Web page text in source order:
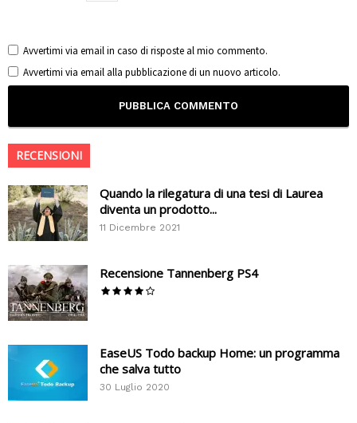
Avvertimi via email in caso di risposte al mio commento.
Avvertimi via email alla pubblicazione di un nuovo articolo.
RECENSIONI
Quando la rilegatura di una tesi di Laurea
diventa un prodotto...
11 Dicembre 2021
Recensione Tannenberg PS4
EaseUS Todo backup Home: un programma
che salva tutto
30 Luglio 2020